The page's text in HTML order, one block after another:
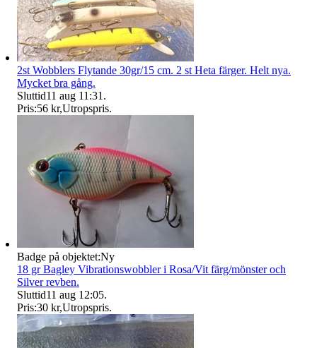
2st Wobblers Flytande 30gr/15 cm. 2 st Heta färger. Helt nya.
Mycket bra gång.
Sluttid11 aug 11:31 .
Pris:56 kr,Utropspris.
Badge på objektet:Ny
18 gr Bagley Vibrationswobbler i Rosa/Vit färg/mönster och
Silver revben.
Sluttid11 aug 12:05.
Pris:30 kr,Utropspris.